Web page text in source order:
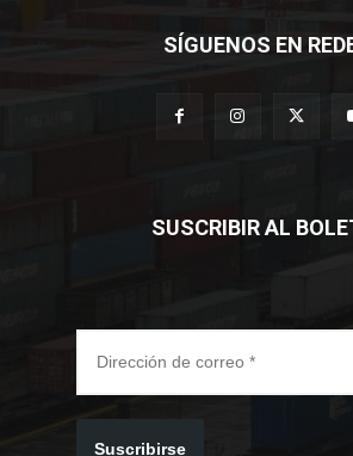
SÍGUENOS EN
SUSCRIBIR AL
Suscribirse